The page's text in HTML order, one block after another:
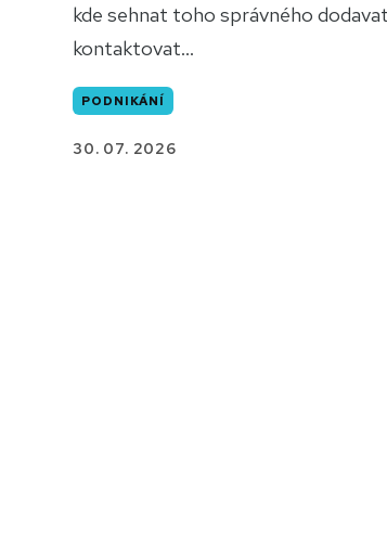
kde sehnat toho správného
kontaktovat...
PODNIKÁNÍ
30. 07. 2026